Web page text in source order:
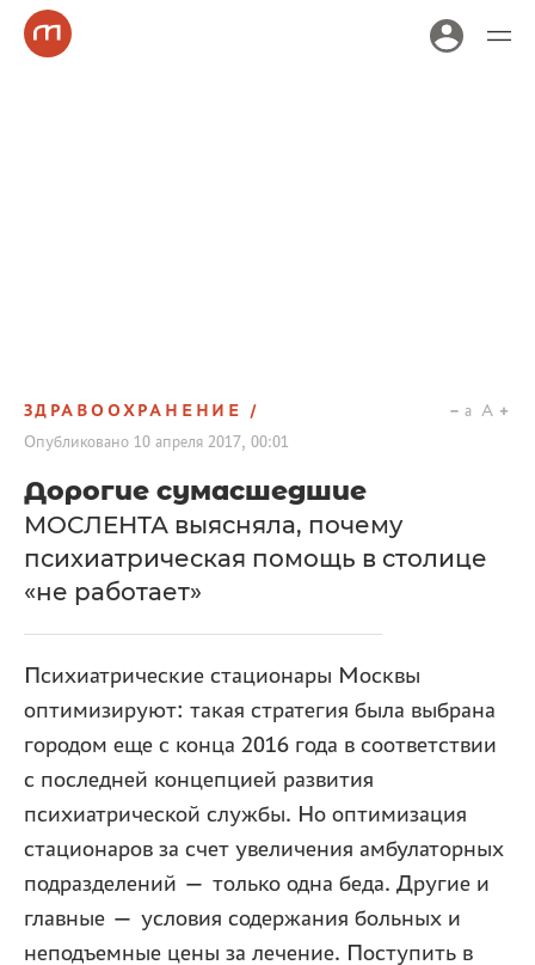
ЗДРАВООХРАНЕНИЕ
Опубликовано 10 апреля 2017, 00:01
a A
Дорогие сумасшедшие
МОСЛЕНТА выясняла, почему
психиатрическая помощь в столице
«не работает»
Психиатрические стационары Москвы
оптимизируют: такая стратегия была выбрана
городом еще с конца 2016 года в соответствии
с последней концепцией развития
психиатрической службы. Но оптимизация
стационаров за счет увеличения амбулаторных
подразделений — только одна беда. Другие и
главные — условия содержания больных и
неподъемные цены за лечение. Поступить в